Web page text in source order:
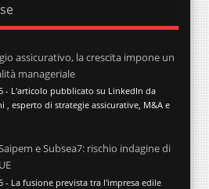
assicurativo, la crescita impone un
manageriale
- L'articolo pubblicato su LinkedIn da
, esperto di strategie assicurative, M&A e
e Subsea7: rischio indagine di
- La fusione prevista tra l'impresa edile